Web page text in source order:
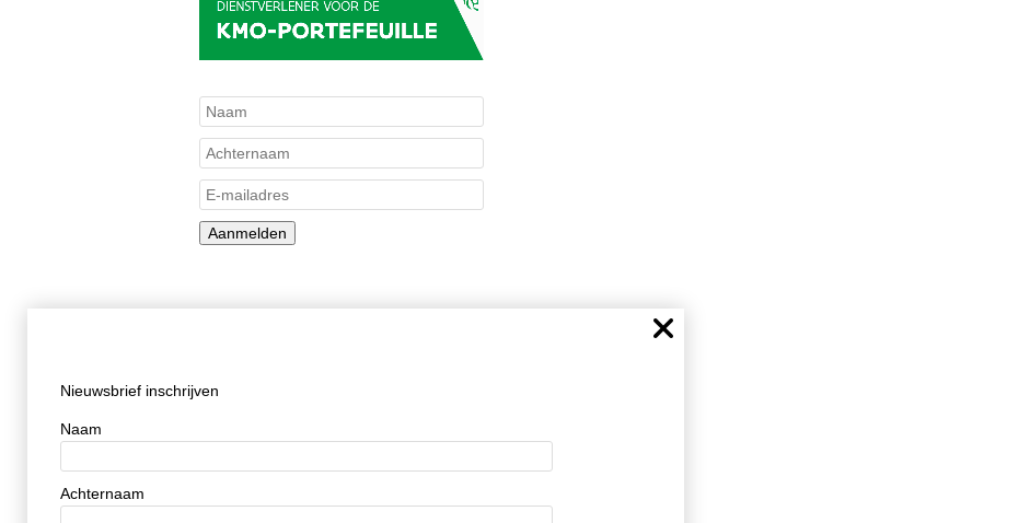
Aanmelden
Nieuwsbrief inschrijven
Naam
Achternaam